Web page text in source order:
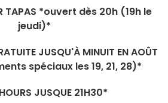
TAPAS *ouvert dès 20h (19h le
jeudi)*
JUSQU'À MINUIT EN AOÛT
spéciaux les 19, 21, 28)*
JUSQUE 21H30*